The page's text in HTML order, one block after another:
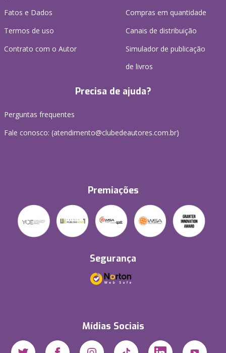
Fatos e Dados
Termos de uso
Contrato com o Autor
Compras em quantidade
Canais de distribuição
Simulador de publicação
de livros
Precisa de ajuda?
Perguntas frequentes
Fale conosco: (atendimento@clubedeautores.com.br)
Premiações
Segurança
Mídias Sociais